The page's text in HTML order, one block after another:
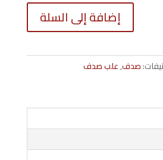
كمية
علبة
لوكس
إضافة إلى السلة
صدف,علب صدف